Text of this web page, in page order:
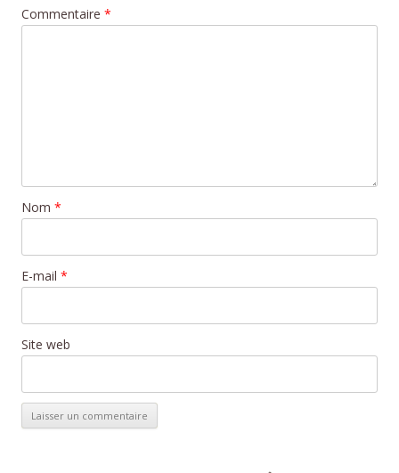
Commentaire *
Nom *
E-mail *
Site web